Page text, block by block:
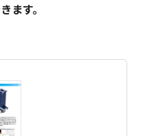
ます。